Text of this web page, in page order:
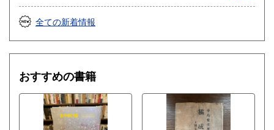
全ての新着情報
おすすめの書籍